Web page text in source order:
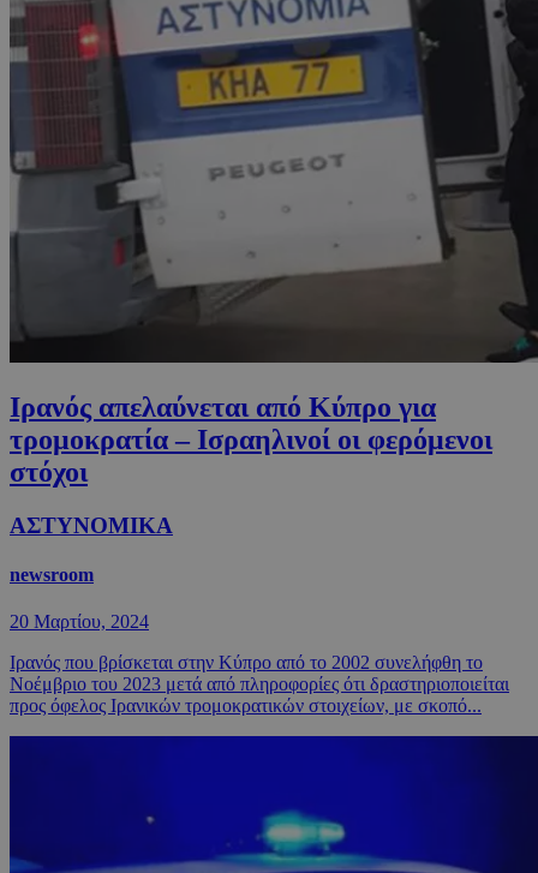
Ιρανός απελαύνεται από Κύπρο για
τρομοκρατία – Ισραηλινοί οι φερόμενοι
στόχοι
ΑΣΤΥΝΟΜΙΚΑ
newsroom
20 Μαρτίου, 2024
Ιρανός που βρίσκεται στην Κύπρο από το 2002 συνελήφθη το
Νοέμβριο του 2023 μετά από πληροφορίες ότι δραστηριοποιείται
προς όφελος Ιρανικών τρομοκρατικών στοιχείων, με σκοπό...